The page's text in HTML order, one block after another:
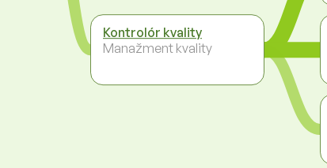
Kontrolór kvality
Manažment kvality